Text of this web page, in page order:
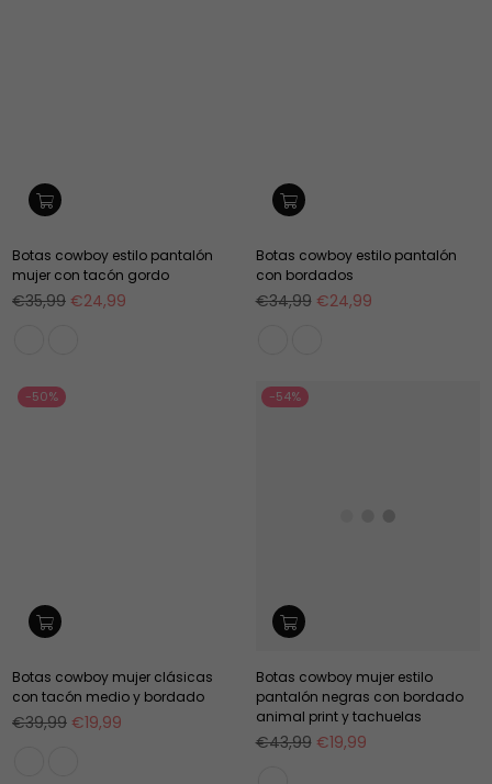
Botas cowboy estilo pantalón
mujer con tacón gordo
Precio
€35,99 €24,99
Botas cowboy estilo pantalón
con bordados
Precio
€34,99 €24,99
-50%
Botas cowboy mujer clásicas
con tacón medio y bordado
Precio
€39,99 €19,99
-54%
Botas cowboy mujer estilo
pantalón negras con bordado
animal print y tachuelas
Precio
€43,99 €19,99